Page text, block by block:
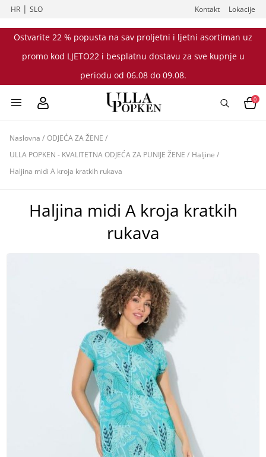
HR |SLO Kontakt Lokacije
Ostvarite 22 % popusta na sav proljetni i ljetni asortiman uz
promo kod LJETO22 i besplatnu dostavu za sve kupnje u
periodu od 06.08 do 09.08.
0
Naslovna / ODJEĆA ZA ŽENE /
ULLA POPKEN - KVALITETNA ODJEĆA ZA PUNIJE ŽENE / Haljine /
Haljina midi A kroja kratkih rukava
Haljina midi A kroja kratkih
rukava